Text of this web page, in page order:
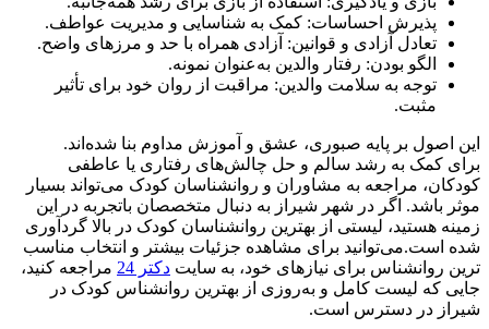
پذیرش احساسات: کمک به شناسایی و مدیریت عواطف.
تعادل آزادی و قوانین: آزادی همراه با حد و مرزهای واضح.
الگو بودن: رفتار والدین به‌عنوان نمونه.
توجه به سلامت والدین: مراقبت از روان خود برای تأثیر
مثبت.
این اصول بر پایه صبوری، عشق و آموزش مداوم بنا شده‌اند.
برای کمک به رشد سالم و حل چالش‌های رفتاری یا عاطفی
کودکان، مراجعه به مشاوران و روانشناسان کودک می‌تواند بسیار
موثر باشد. اگر در شهر شیراز به دنبال متخصصان باتجربه در این
زمینه هستید، لیستی از بهترین روانشناسان کودک در بالا گردآوری
شده است.می‌توانید برای مشاهده جزئیات بیشتر و انتخاب مناسب‌
ترین روانشناس برای نیازهای خود، به سایت دکتر 24
مراجعه کنید،
جایی که لیست کامل و به‌روزی از بهترین روانشناس کودک در
شیراز در دسترس است.